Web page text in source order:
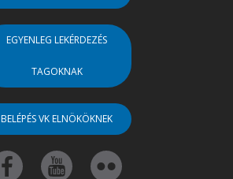
EGYENLEG LEKÉRDEZÉS
TAGOKNAK
BELÉPÉS VK ELNÖKÖKNEK